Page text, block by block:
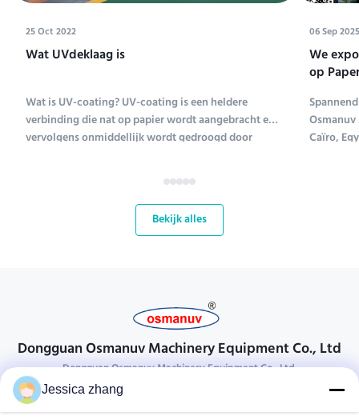
25 Oct 2022
Wat UVdeklaag is
Wat is UV-coating? UV-coating is een heldere
verbinding die nat op papier wordt aangebracht en
vervolgens onmiddellijk wordt gedroogd door
ultraviolet coating). Verschillende soorten
verbindingen worden gebruikt om papier te coaten;
06 Sep 2025
We
op
Caïro,
Bekijk alles
Dongguan Osmanuv Machinery Equipment Co., Ltd
Dongguan Osmanuv Machinery Equipment Co., Ltd.
Neem contact op.
Jessica zhang